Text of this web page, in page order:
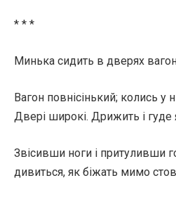
* * *
Минька сидить в дверях
Вагон повнісінький; колись у
Двері широкі. Дрижить і гуде
Звісивши ноги і притуливши
дивиться, як біжать мимо